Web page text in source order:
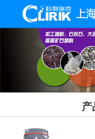
产